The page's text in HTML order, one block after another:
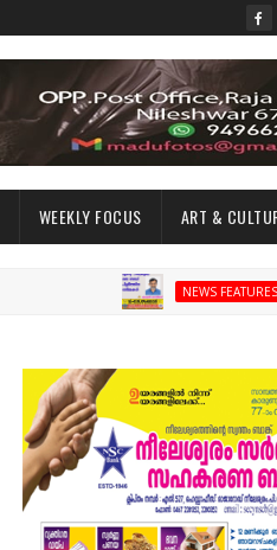
WEEKLY FOCUS ART &
NEWS FEATURES